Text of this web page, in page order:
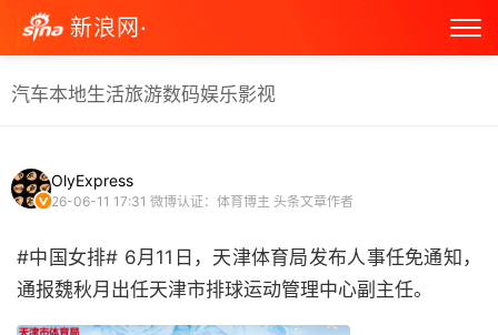
新浪网·
汽车本地生活旅游数码娱乐影视
OlyExpress
26-06-11 17:31 微博认证：体育博主 头条文章作者
#中国女排# 6月11日，天津体育局发布人事任免通知，
通报魏秋月出任天津市排球运动管理中心副主任。 ​